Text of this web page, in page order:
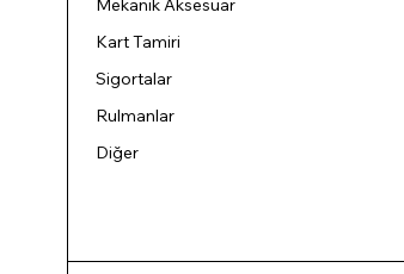
Mekanik Aksesuar
Kart Tamiri
Sigortalar
Rulmanlar
Diğer